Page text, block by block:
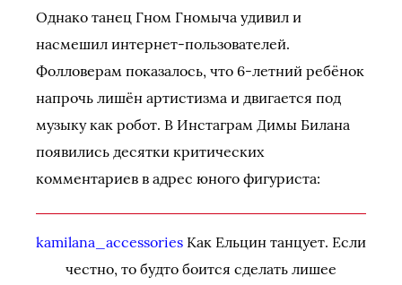
Однако танец Гном Гномыча удивил и
насмешил интернет-пользователей.
Фолловерам показалось, что 6-летний ребёнок
напрочь лишён артистизма и двигается под
музыку как робот. В Инстаграм Димы Билана
появились десятки критических
комментариев в адрес юного фигуриста:
kamilana_accessories Как Ельцин танцует. Если
честно, то будто боится сделать лишее